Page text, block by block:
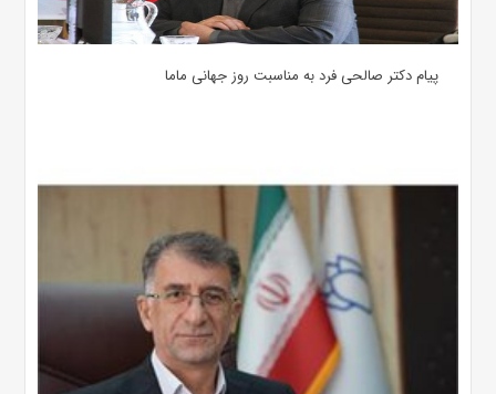
پیام دکتر صالحی فرد به مناسبت روز جهانی ماما